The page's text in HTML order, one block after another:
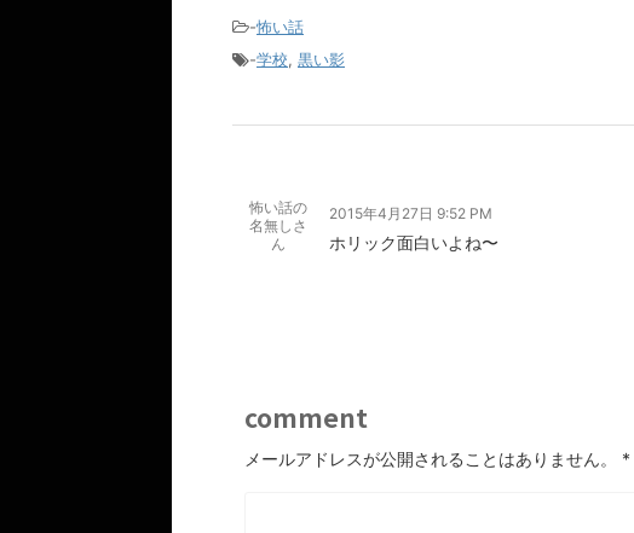
-怖い話
-学校, 黒い影
怖い話の
名無しさ
ん
2015年4月27日 9:52 PM
ホリック面白いよね〜
comment
メールアドレスが公開されることはありません。 *